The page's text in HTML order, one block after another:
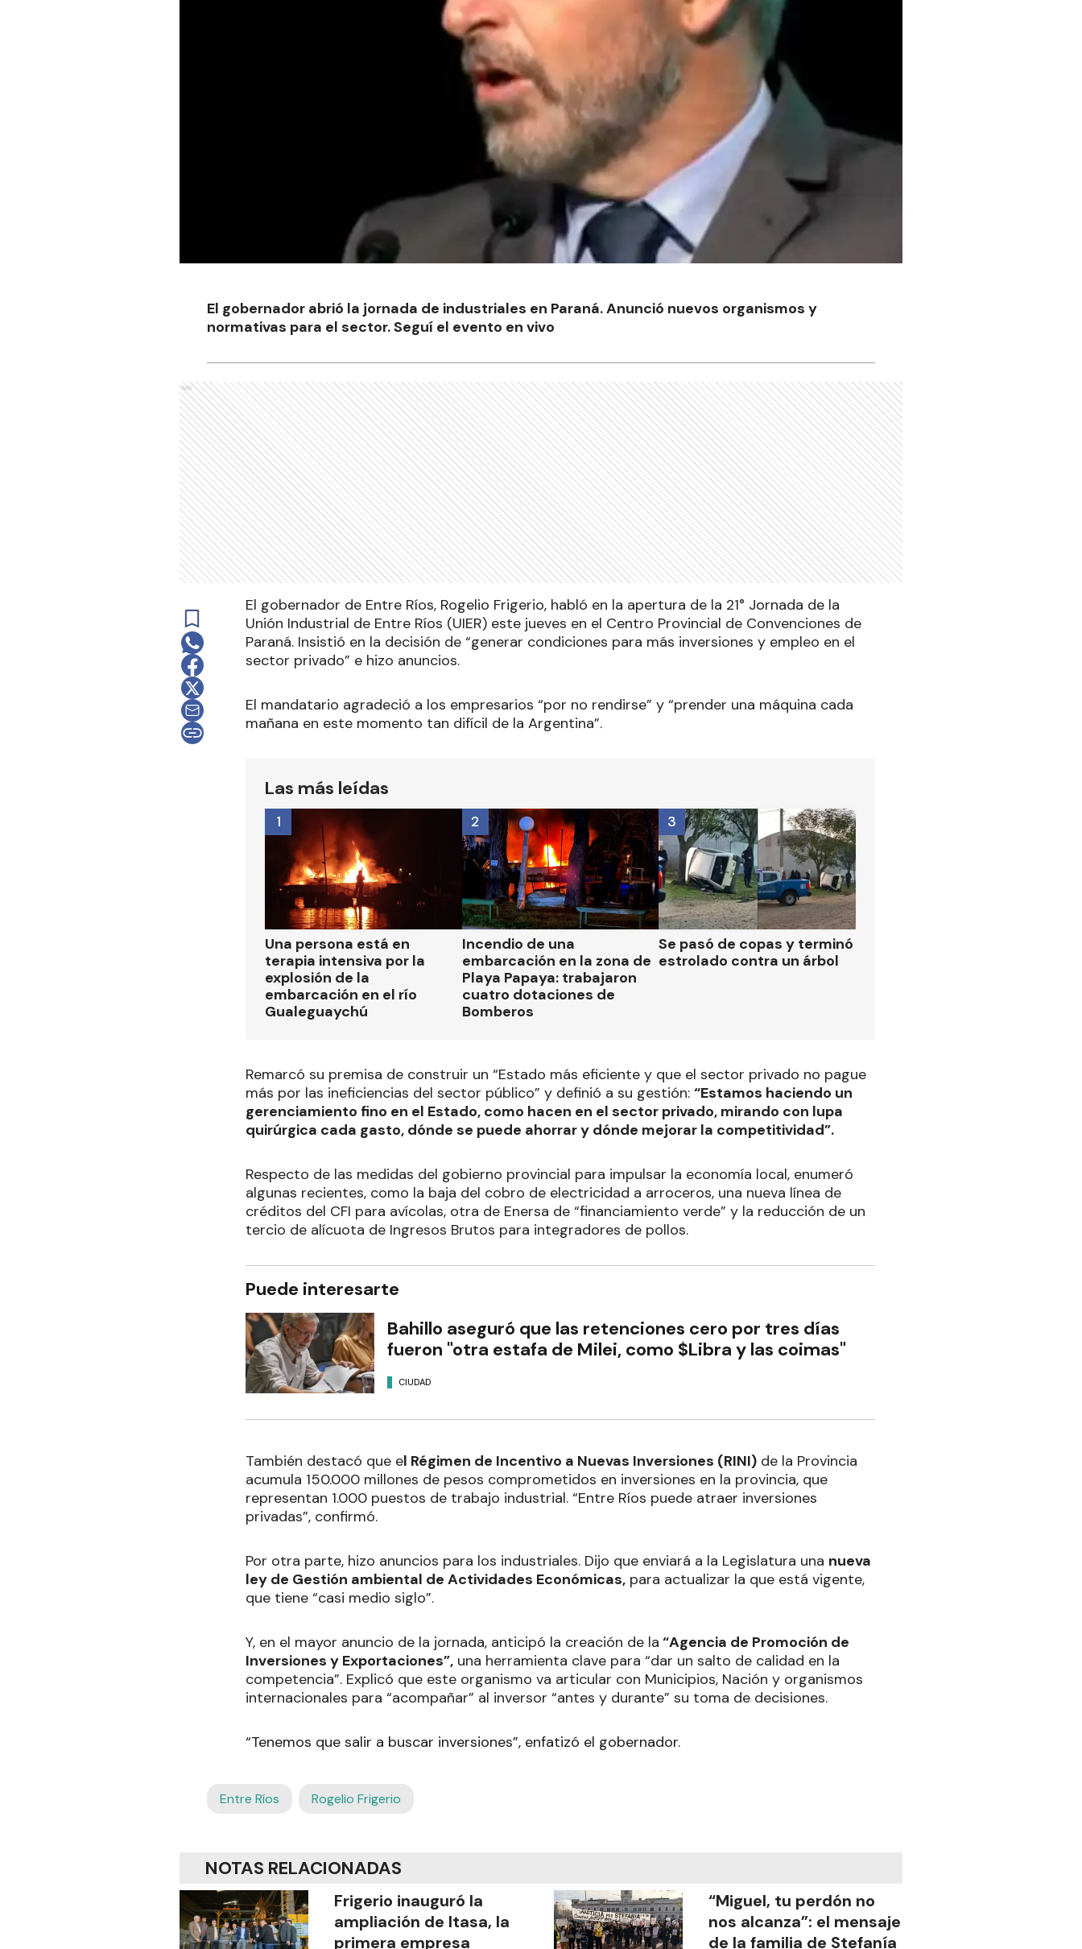
El gobernador abrió la jornada de industriales en Paraná. Anunció nuevos organismos y
normativas para el sector. Seguí el evento en vivo
Ads
El gobernador de Entre Ríos, Rogelio Frigerio, habló en la apertura de la 21° Jornada de la
Unión Industrial de Entre Ríos (UIER) este jueves en el Centro Provincial de Convenciones de
Paraná. Insistió en la decisión de “generar condiciones para más inversiones y empleo en el
sector privado” e hizo anuncios.
El mandatario agradeció a los empresarios “por no rendirse” y “prender una máquina cada
mañana en este momento tan difícil de la Argentina”.
Las más leídas
Una persona está en
terapia intensiva por la
explosión de la
embarcación en el río
Gualeguaychú
1
Incendio de una
embarcación en la zona de
Playa Papaya: trabajaron
cuatro dotaciones de
Bomberos
2
Se pasó de copas y terminó
estrolado contra un árbol
3
Remarcó su premisa de construir un “Estado más eficiente y que el sector privado no pague
más por las ineficiencias del sector público” y definió a su gestión: “Estamos haciendo un
gerenciamiento fino en el Estado, como hacen en el sector privado, mirando con lupa
quirúrgica cada gasto, dónde se puede ahorrar y dónde mejorar la competitividad”.
Respecto de las medidas del gobierno provincial para impulsar la economía local, enumeró
algunas recientes, como la baja del cobro de electricidad a arroceros, una nueva línea de
créditos del CFI para avícolas, otra de Enersa de “financiamiento verde” y la reducción de un
tercio de alícuota de Ingresos Brutos para integradores de pollos.
Puede interesarte
Bahillo aseguró que las retenciones cero por tres días
fueron "otra estafa de Milei, como $Libra y las coimas"
CIUDAD
También destacó que el Régimen de Incentivo a Nuevas Inversiones (RINI) de la Provincia
acumula 150.000 millones de pesos comprometidos en inversiones en la provincia, que
representan 1.000 puestos de trabajo industrial. “Entre Ríos puede atraer inversiones
privadas”, confirmó.
Por otra parte, hizo anuncios para los industriales. Dijo que enviará a la Legislatura una nueva
ley de Gestión ambiental de Actividades Económicas, para actualizar la que está vigente,
que tiene “casi medio siglo”.
Y, en el mayor anuncio de la jornada, anticipó la creación de la “Agencia de Promoción de
Inversiones y Exportaciones”, una herramienta clave para “dar un salto de calidad en la
competencia”. Explicó que este organismo va articular con Municipios, Nación y organismos
internacionales para “acompañar” al inversor “antes y durante” su toma de decisiones.
“Tenemos que salir a buscar inversiones”, enfatizó el gobernador.
Entre Ríos Rogelio Frigerio
NOTAS RELACIONADAS
Frigerio inauguró la
ampliación de Itasa, la
primera empresa
“Miguel, tu perdón no
nos alcanza”: el mensaje
de la familia de Stefanía